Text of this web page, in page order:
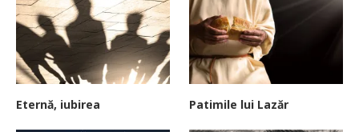
Eternă, iubirea Patimile lui Lazăr